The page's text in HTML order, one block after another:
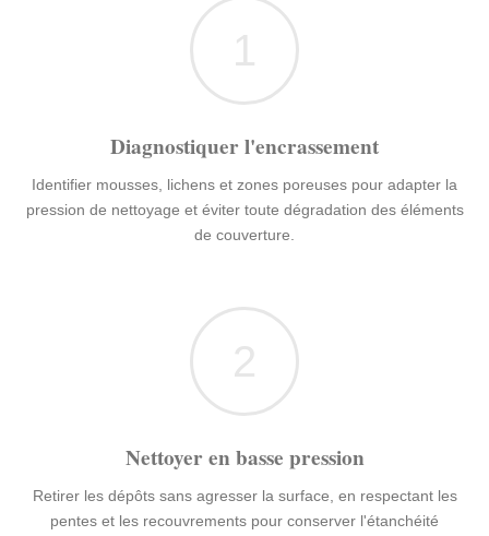
1
Diagnostiquer l'encrassement
Identifier mousses, lichens et zones poreuses pour adapter la
pression de nettoyage et éviter toute dégradation des éléments
de couverture.
2
Nettoyer en basse pression
Retirer les dépôts sans agresser la surface, en respectant les
pentes et les recouvrements pour conserver l'étanchéité